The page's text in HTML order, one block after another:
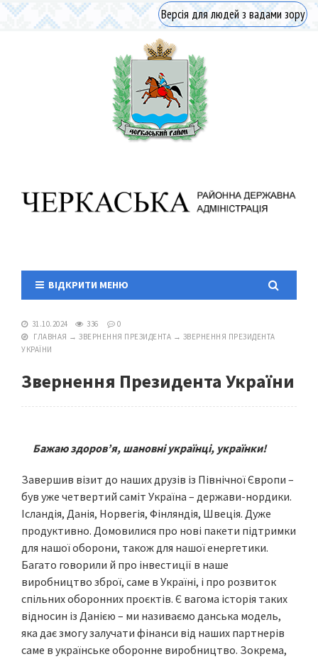
Версія для людей з вадами зору
ВІДКРИТИ МЕНЮ
31.10.2024 336
0
ГЛАВНАЯ → ЗВЕРНЕННЯ ПРЕЗИДЕНТА → ЗВЕРНЕННЯ ПРЕЗИДЕНТА
УКРАЇНИ
Звернення Президента України
Бажаю здоров’я, шановні українці, українки!
Завершив візит до наших друзів із Північної Європи –
був уже четвертий саміт Україна – держави-нордики.
Ісландія, Данія, Норвегія, Фінляндія, Швеція. Дуже
продуктивно. Домовилися про нові пакети підтримки
для нашої оборони, також для нашої енергетики.
Багато говорили й про інвестиції в наше
виробництво зброї, саме в Україні, і про розвиток
спільних оборонних проєктів. Є вагома історія таких
відносин із Данією – ми називаємо данська модель,
яка дає змогу залучати фінанси від наших партнерів
саме в українське оборонне виробництво. Зокрема,